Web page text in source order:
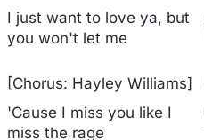
I just want to love ya, but
you won't let me
[Chorus: Hayley Williams]
'Cause I miss you like I
miss the rage